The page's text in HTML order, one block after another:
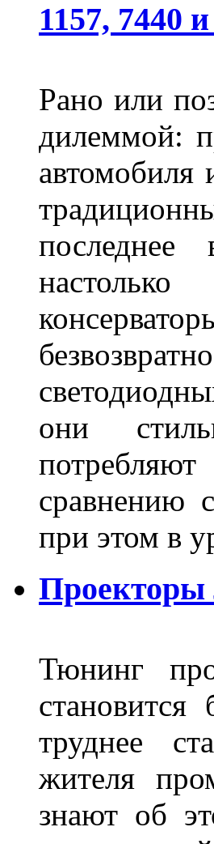
1157, 7440
Рано или
дилеммой:
автомобиля
последнее
они
сравнению
при этом в
Проекторы
Тюнинг
труднее
жителя
знают об